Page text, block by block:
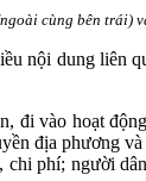
cùng bên trái)
nội dung liên
đi vào hoạt
địa phương
phí; người